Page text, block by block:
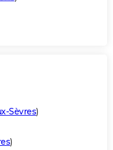
Sèvres)
)